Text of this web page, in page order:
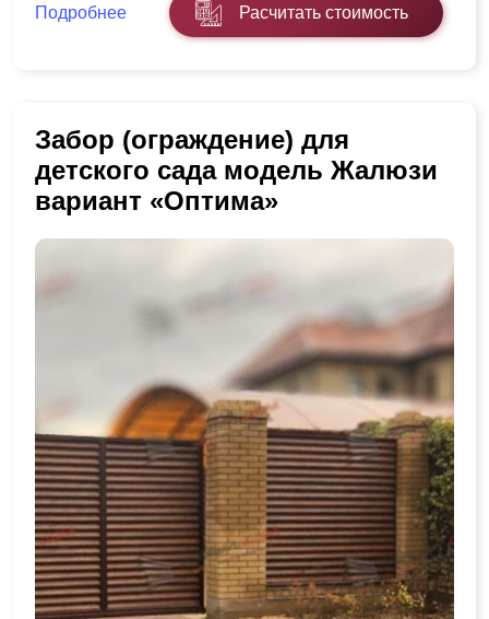
Подробнее Расчитать стоимость
Забор (ограждение) для
детского сада модель Жалюзи
вариант «Оптима»